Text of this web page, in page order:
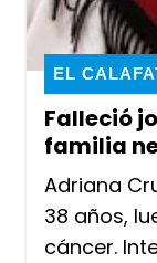
Falleció
familia
EL
Adriana
38 años,
cáncer.